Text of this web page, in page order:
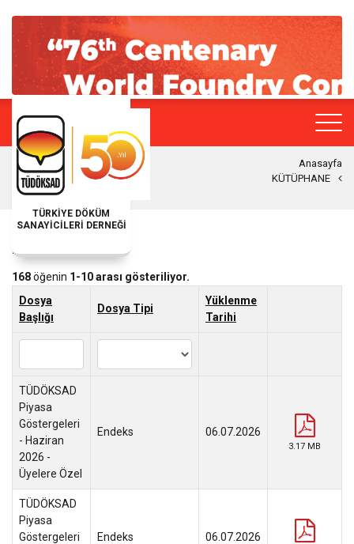
TÜRKİYE DÖKÜM
SANAYİCİLERİ DERNEĞİ
Anasayfa
KÜTÜPHANE
KÜTÜPHANE